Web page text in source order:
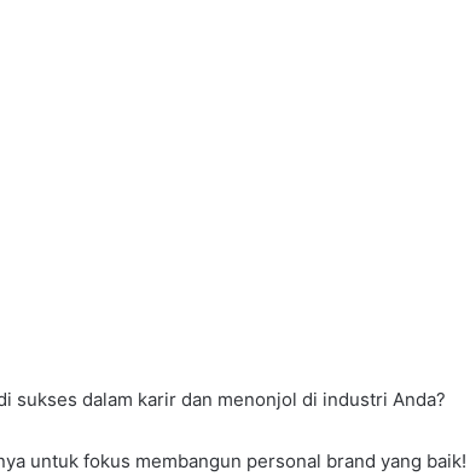
sukses dalam karir dan menonjol di industri Anda?
untuk fokus membangun personal brand yang baik!